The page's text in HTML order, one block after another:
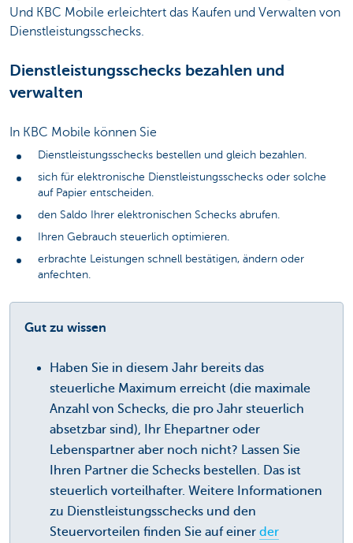
Und KBC Mobile erleichtert das Kaufen und Verwalten von
Dienstleistungsschecks.
Dienstleistungsschecks bezahlen und
verwalten
In KBC Mobile können Sie
Dienstleistungsschecks bestellen und gleich bezahlen.
sich für elektronische Dienstleistungsschecks oder solche
auf Papier entscheiden.
den Saldo Ihrer elektronischen Schecks abrufen.
Ihren Gebrauch steuerlich optimieren.
erbrachte Leistungen schnell bestätigen, ändern oder
anfechten.
Gut zu wissen
Haben Sie in diesem Jahr bereits das
steuerliche Maximum erreicht (die maximale
Anzahl von Schecks, die pro Jahr steuerlich
absetzbar sind), Ihr Ehepartner oder
Lebenspartner aber noch nicht? Lassen Sie
Ihren Partner die Schecks bestellen. Das ist
steuerlich vorteilhafter. Weitere Informationen
zu Dienstleistungsschecks und den
Steuervorteilen finden Sie auf einer der